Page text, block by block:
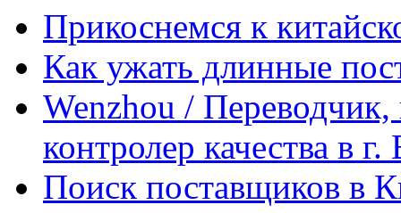
Прикоснемся к
Как ужать длинные
Wenzhou / Переводчик,
контролер качества в
Поиск поставщиков в